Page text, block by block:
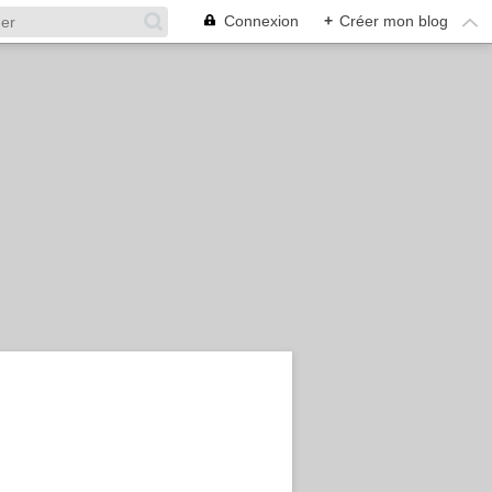
Connexion + Créer mon blog